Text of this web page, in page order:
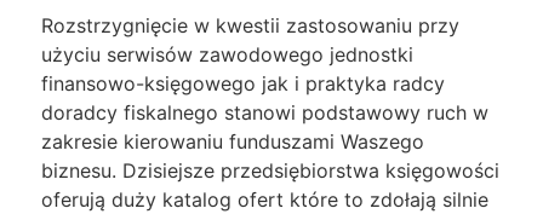
Rozstrzygnięcie w kwestii zastosowaniu przy
użyciu serwisów zawodowego jednostki
finansowo-księgowego jak i praktyka radcy
doradcy fiskalnego stanowi podstawowy ruch w
zakresie kierowaniu funduszami Waszego
biznesu. Dzisiejsze przedsiębiorstwa księgowości
oferują duży katalog ofert które to zdołają silnie